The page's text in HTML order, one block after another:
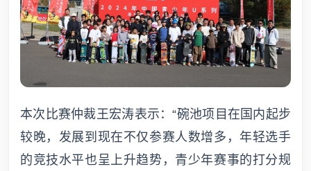
本次比赛仲裁王宏涛表示：“碗池项目在国内起步
较晚，发展到现在不仅参赛人数增多，年轻选手
的竞技水平也呈上升趋势，青少年赛事的打分规